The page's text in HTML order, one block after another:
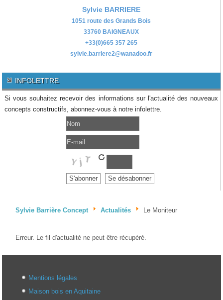
Sylvie BARRIERE
1051 route des Grands Bois
33760 BAIGNEAUX
+33(0)665 357 265
sylvie.barriere2@wanadoo.fr
INFOLETTRE
Si vous souhaitez recevoir des informations sur l'actualité des nouveaux
concepts constructifs, abonnez-vous à notre infolettre.
Sylvie Barrière Concept Actualités Le Moniteur
Erreur. Le fil d'actualité ne peut être récupéré.
Mentions légales
Maison bois en Aquitaine